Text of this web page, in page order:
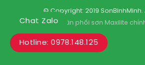
© Copyright: 2019
Kho phân phối sơn Maxilite
Chat Zalo
Hotline: 0978.148.125